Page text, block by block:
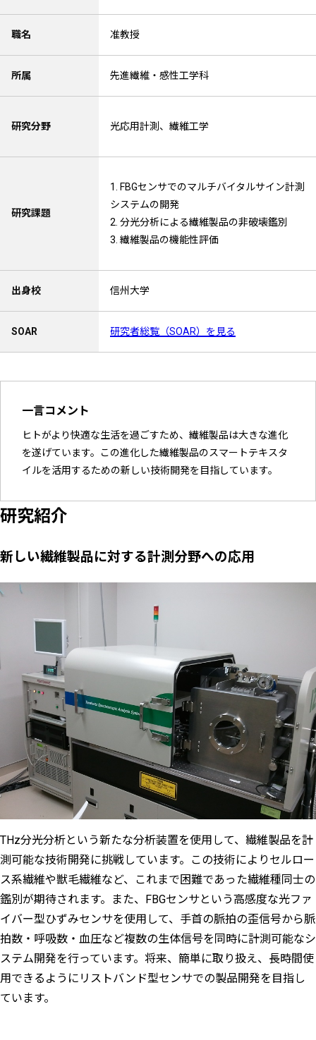
職名 准教授
所属 先進繊維・感性工学科
研究分野 光応用計測、繊維工学
研究課題
1. FBGセンサでのマルチバイタルサイン計測
システムの開発
2. 分光分析による繊維製品の非破壊鑑別
3. 繊維製品の機能性評価
出身校 信州大学
SOAR 研究者総覧（SOAR）を見る
一言コメント
ヒトがより快適な生活を過ごすため、繊維製品は大きな進化
を遂げています。この進化した繊維製品のスマートテキスタ
イルを活用するための新しい技術開発を目指しています。
研究紹介
新しい繊維製品に対する計測分野への応用
THz分光分析という新たな分析装置を使用して、繊維製品を計
測可能な技術開発に挑戦しています。この技術によりセルロー
ス系繊維や獣毛繊維など、これまで困難であった繊維種同士の
鑑別が期待されます。また、FBGセンサという高感度な光ファ
イバー型ひずみセンサを使用して、手首の脈拍の歪信号から脈
拍数・呼吸数・血圧など複数の生体信号を同時に計測可能なシ
ステム開発を行っています。将来、簡単に取り扱え、長時間使
用できるようにリストバンド型センサでの製品開発を目指し
ています。